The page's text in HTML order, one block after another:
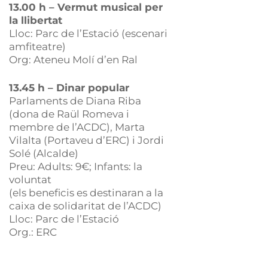
13.00 h – Vermut musical per
la llibertat
Lloc: Parc de l’Estació (escenari
amfiteatre)
Org: Ateneu Molí d’en Ral
13.45 h – Dinar popular
Parlaments de Diana Riba
(dona de Raül Romeva i
membre de l’ACDC), Marta
Vilalta (Portaveu d’ERC) i Jordi
Solé (Alcalde)
Preu: Adults: 9€; Infants: la
voluntat
(els beneficis es destinaran a la
caixa de solidaritat de l’ACDC)
Lloc: Parc de l’Estació
Org.: ERC